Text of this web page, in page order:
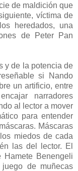
de maldición que
víctima de
heredados, una
de Peter Pan
y de la potencia de
si Nando
un artificio, entre
narradores
al lector a mover
para entender
Máscaras
miedos de cada
las del lector. El
Benengeli
de muñecas